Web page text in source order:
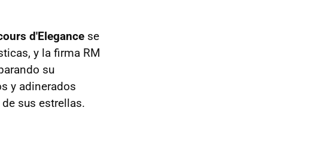
d'Elegance se
y la firma RM
su
y adinerados
sus estrellas.